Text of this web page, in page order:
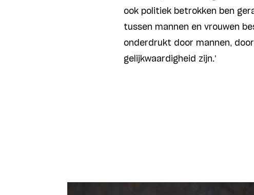
ook politiek betrokken ben
tussen mannen en vrouwen
onderdrukt door mannen,
gelijkwaardigheid zijn.’